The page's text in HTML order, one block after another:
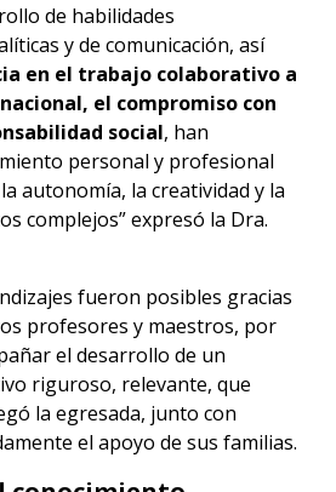
de habilidades
y de comunicación, así
en el trabajo colaborativo a
el compromiso con
social, han
personal y profesional
autonomía, la creatividad y la
complejos” expresó la Dra.
fueron posibles gracias
profesores y maestros, por
el desarrollo de un
riguroso, relevante, que
la egresada, junto con
el apoyo de sus familias.